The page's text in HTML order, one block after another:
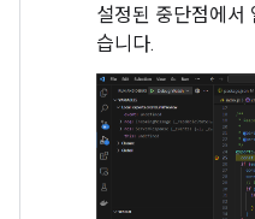
설정된 중단점에서
습니다.